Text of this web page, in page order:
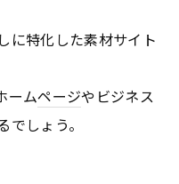
に特化した素材サイト
ームページやビジネス
しょう。